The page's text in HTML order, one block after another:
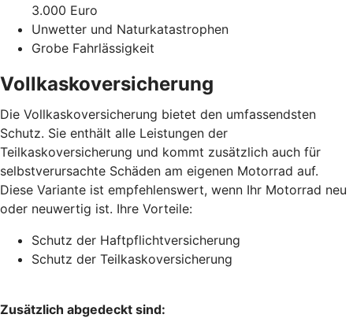
3.000 Euro
Unwetter und Naturkatastrophen
Grobe Fahrlässigkeit
Vollkaskoversicherung
Die Vollkaskoversicherung bietet den umfassendsten
Schutz. Sie enthält alle Leistungen der
Teilkaskoversicherung und kommt zusätzlich auch für
selbstverursachte Schäden am eigenen Motorrad auf.
Diese Variante ist empfehlenswert, wenn Ihr Motorrad neu
oder neuwertig ist. Ihre Vorteile:
Schutz der Haftpflichtversicherung
Schutz der Teilkaskoversicherung
Zusätzlich abgedeckt sind: